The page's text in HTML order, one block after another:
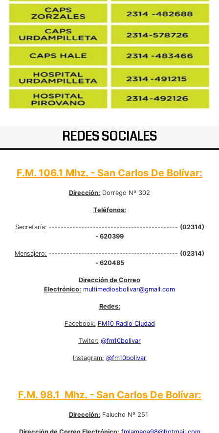
REDES SOCIALES
F.M. 106.1 Mhz. - San Carlos De Bolívar:
Dirección: Dorrego Nº 302
Teléfonos:
Secretaría: -------------------------------------------- (02314)
- 620399
Mensajero: -------------------------------------------- (02314)
- 620485
Dirección de Correo
Electrónico: multimediosbolivar@gmail.com
Redes:
Facebook: FM10 Radio Ciudad
Twiter: @fm10bolivar
Instagram: @fm10bolivar
F.M. 98.1 Mhz. - San Carlos De Bolívar:
Dirección: Falucho Nº 251